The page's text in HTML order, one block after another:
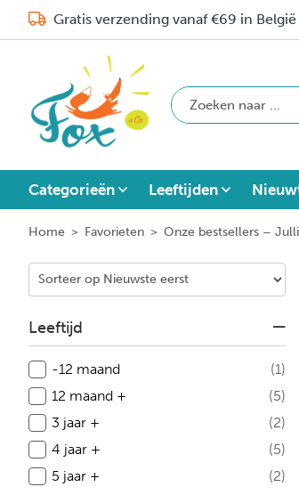
Gratis verzending vanaf €69 in België
Categorieën Leeftijden
Home > Favorieten > Onze bestsellers –
Leeftijd
(1)
-12 maand
(5)
12 maand +
(2)
3 jaar +
(5)
4 jaar +
(2)
5 jaar +